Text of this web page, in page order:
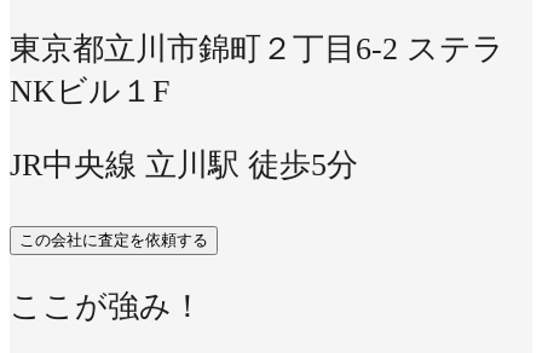
東京都立川市錦町２丁目6-2 ステラ
NKビル１F
JR中央線 立川駅 徒歩5分
この会社に査定を依頼する
ここが強み！